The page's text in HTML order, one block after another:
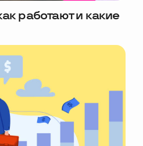
работают и какие